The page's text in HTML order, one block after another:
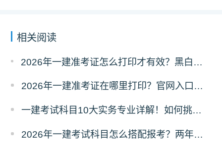
相关阅读
2026年一建准考证怎么打印才有效？黑白彩打有区别吗？
2026年一建准考证在哪里打印？官网入口是什么？
一建考试科目10大实务专业详解！如何挑选？
2026年一建考试科目怎么搭配报考？两年滚动